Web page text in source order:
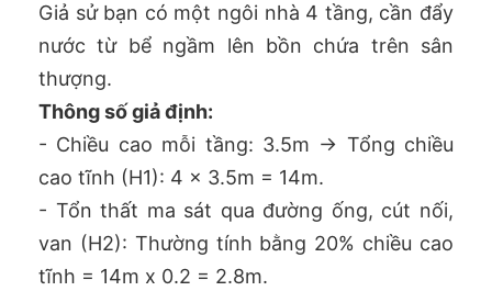
Giả sử bạn có một ngôi nhà 4 tầng, cần đẩy
nước từ bể ngầm lên bồn chứa trên sân
thượng.
Thông số giả định:
- Chiều cao mỗi tầng: 3.5m -> Tổng chiều
cao tĩnh (H1): 4 x 3.5m = 14m.
- Tổn thất ma sát qua đường ống, cút nối,
van (H2): Thường tính bằng 20% chiều cao
tĩnh = 14m x 0.2 = 2.8m.